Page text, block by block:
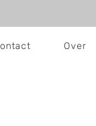
Over